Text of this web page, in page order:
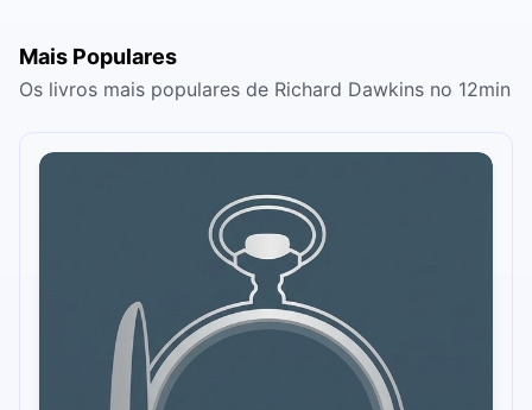
Mais Populares
Os livros mais populares de Richard Dawkins no 12min